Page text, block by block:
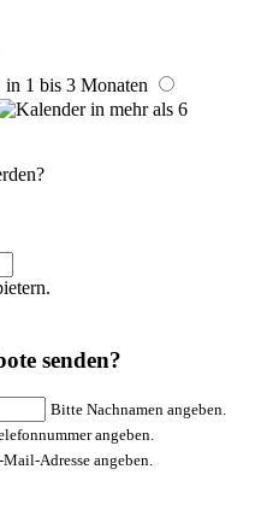
in 1 bis 3 Monaten
in mehr als 6
senden?
Bitte Nachnamen angeben.
angeben.
Adresse angeben.